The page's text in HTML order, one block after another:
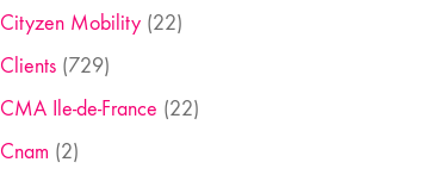
Cityzen Mobility(22)
Clients(729)
CMA Ile-de-France (22)
Cnam (2)